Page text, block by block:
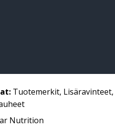
Tuotemerkit, Lisäravinteet,
Nutrition